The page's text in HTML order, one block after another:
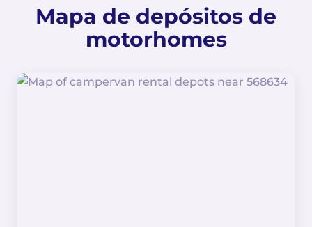
Mapa de depósitos de
motorhomes